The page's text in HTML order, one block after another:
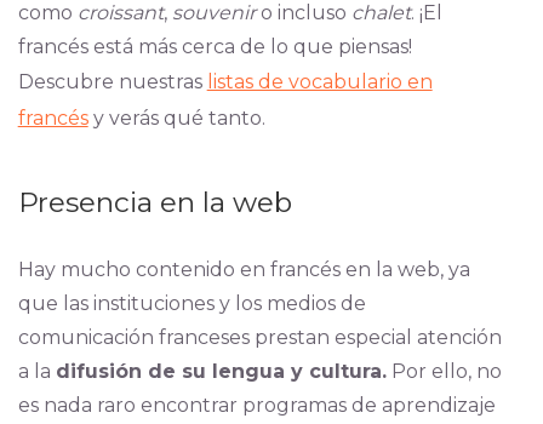
como croissant, souveniro incluso chalet. ¡El
francés está más cerca de lo que piensas!
Descubre nuestras listas de vocabulario en
francésy verás qué tanto.
Presencia en la web
Hay mucho contenido en francés en la web, ya
que las instituciones y los medios de
comunicación franceses prestan especial atención
a la difusión de su lengua y cultura.Por ello, no
es nada raro encontrar programas de aprendizaje